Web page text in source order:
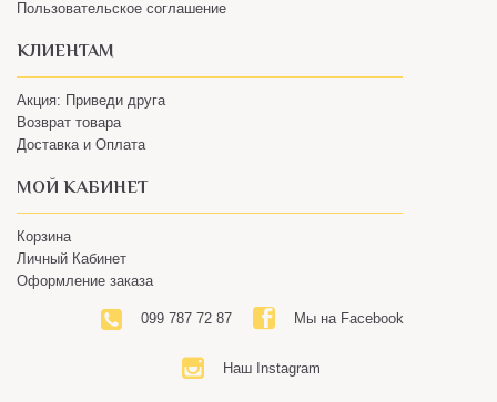
Акция: Приведи друга
Возврат товара
Доставка и Оплата
Корзина
Личный Кабинет
Оформление заказа